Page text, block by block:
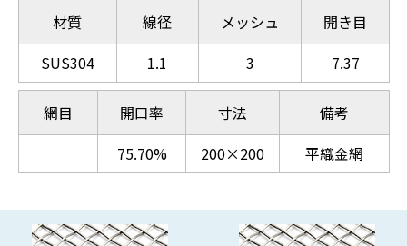
材質
SUS304
線径
1.1
メッシュ
3
開き目
7.37
網目
開口率
75.70%
寸法
200×200
備考
平織金網